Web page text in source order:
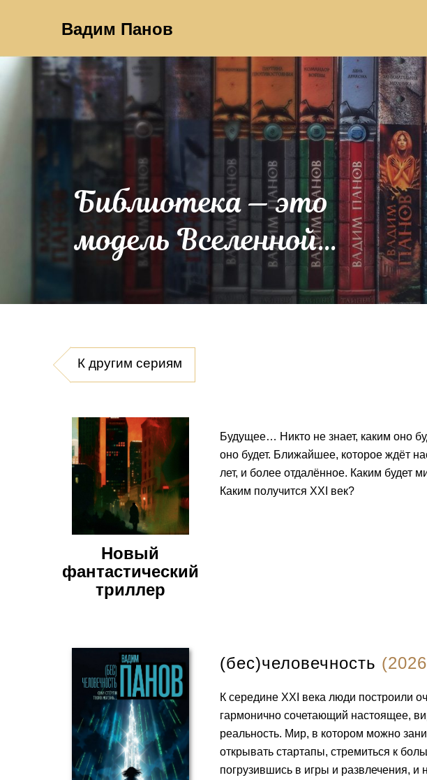
Вадим Панов
Библиотека — это
модель Вселенной…
К другим сериям
Новый
фантастический
триллер
Будущее… Никто не знает, каким оно
оно будет. Ближайшее, которое ждёт
лет, и более отдалённое. Каким будет
Каким получится XXI век?
(бес)человечность
К середине XXI века люди построили
гармонично сочетающий настоящее,
реальность. Мир, в котором можно
открывать стартапы, стремиться к
погрузившись в игры и развлечения,